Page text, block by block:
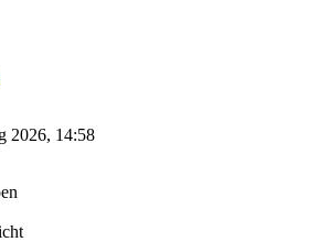
2026, 14:58